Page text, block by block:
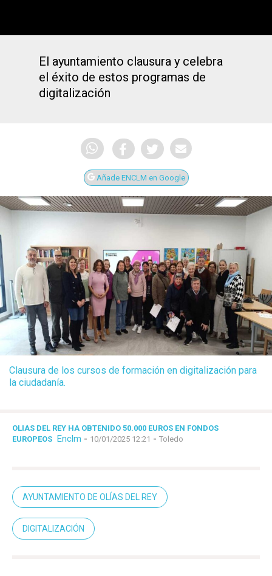
El ayuntamiento clausura y celebra
el éxito de estos programas de
digitalización
Añade ENCLM en Google
Clausura de los cursos de formación en digitalización para
la ciudadanía.
OLIAS DEL REY HA OBTENIDO 50.000 EUROS EN FONDOS
EUROPEOS Enclm - 10/01/2025 12:21 - Toledo
AYUNTAMIENTO DE OLÍAS DEL REY
DIGITALIZACIÓN